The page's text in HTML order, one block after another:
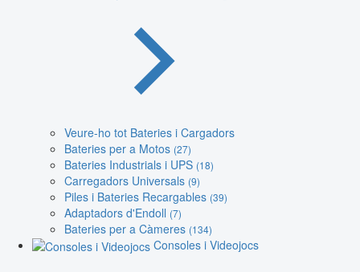
Veure-ho tot Bateries i Cargadors
Bateries per a Motos (27)
Bateries Industrials i UPS (18)
Carregadors Universals (9)
Piles i Bateries Recargables (39)
Adaptadors d'Endoll (7)
Bateries per a Càmeres (134)
Consoles i Videojocs